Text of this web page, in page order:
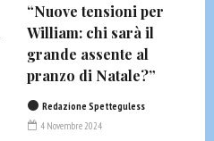
“Nuove tensioni per
William: chi sarà il
grande assente al
pranzo di Natale?”
Redazione Spetteguless
4 Novembre 2024